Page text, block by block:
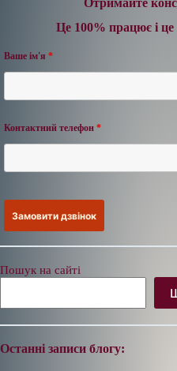
Це 100% працює і
Ваше ім'я *
Контактний телефон *
Пошук на сайті
Останні записи блогу: